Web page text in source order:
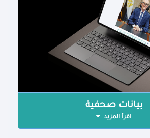
بيانات صحفية
اقرأ المزيد